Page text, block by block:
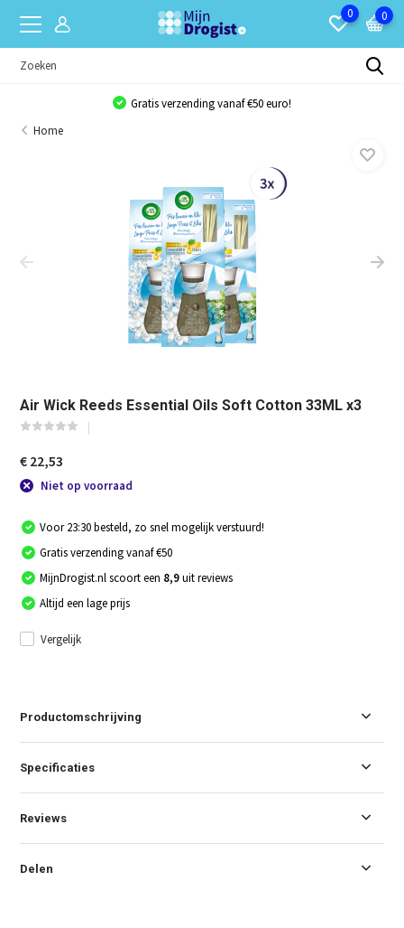
0 0
Gratis verzending vanaf €50 euro!
Home
Air Wick Reeds Essential Oils Soft Cotton 33ML x3
€ 22,53
Niet op voorraad
Voor 23:30 besteld, zo snel mogelijk verstuurd!
Gratis verzending vanaf €50
MijnDrogist.nl scoort een 8,9uit reviews
Altijd een lage prijs
Vergelijk
Productomschrijving
Specificaties
Reviews
Delen